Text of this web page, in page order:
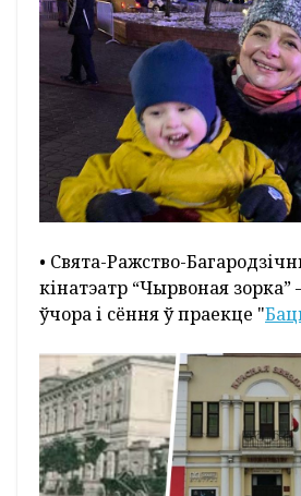
• Свята-Ражство-
кінатэатр “Чырвоная
ўчора і сёння ў праекце "